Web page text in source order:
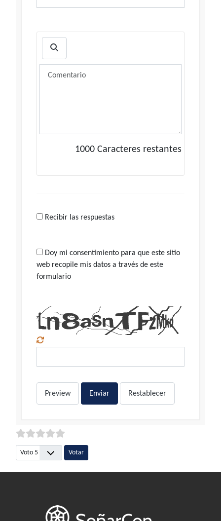
1000 Caracteres restantes
Recibir las respuestas
Doy mi consentimiento para que este sitio
web recopile mis datos a través de este
formulario
Preview Enviar Restablecer
Por favor, vote